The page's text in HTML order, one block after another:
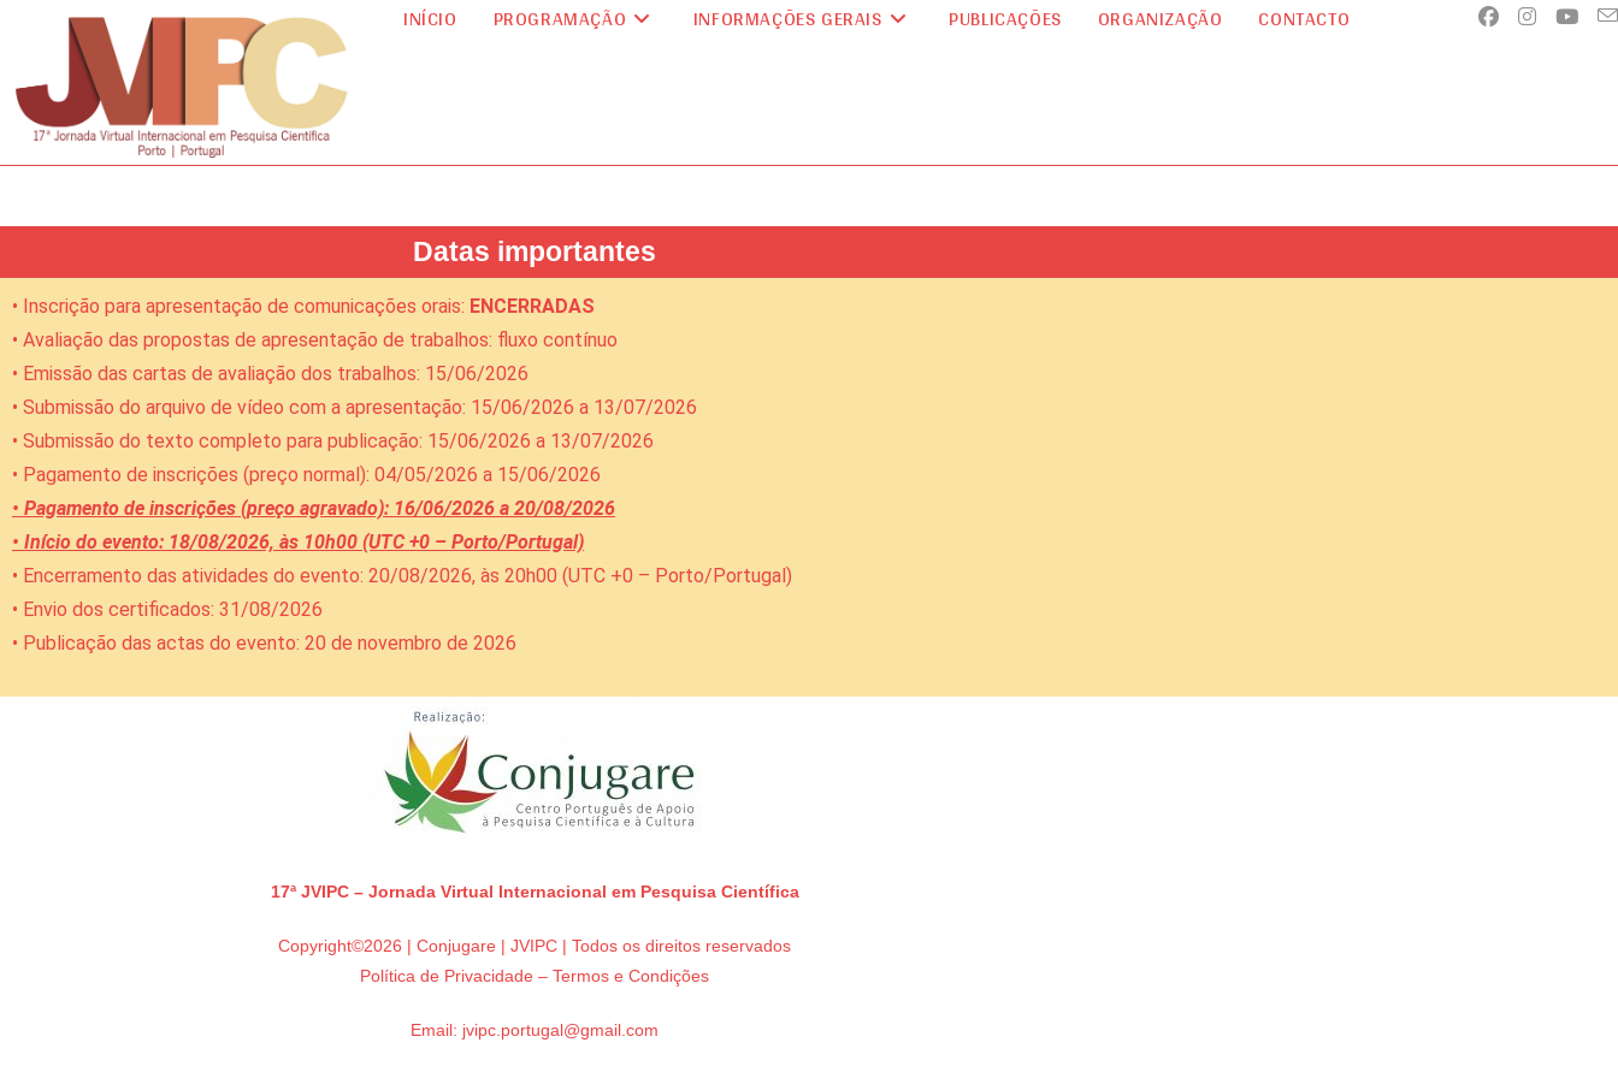
INÍCIO PROGRAMAÇÃO INFORMAÇÕES GERAIS PUBLICAÇÕES ORGANIZAÇÃO CONTACTO
Datas importantes
• Inscrição para apresentação de comunicações orais: ENCERRADAS
• Avaliação das propostas de apresentação de trabalhos: fluxo contínuo
• Emissão das cartas de avaliação dos trabalhos: 15/06/2026
• Submissão do arquivo de vídeo com a apresentação: 15/06/2026 a 13/07/2026
• Submissão do texto completo para publicação: 15/06/2026 a 13/07/2026
• Pagamento de inscrições (preço normal): 04/05/2026 a 15/06/2026
• Pagamento de inscrições (preço agravado): 16/06/2026 a 20/08/2026
• Início do evento: 18/08/2026, às 10h00 (UTC +0 – Porto/Portugal)
• Encerramento das atividades do evento: 20/08/2026, às 20h00 (UTC +0 – Porto/Portugal)
• Envio dos certificados: 31/08/2026
• Publicação das actas do evento: 20 de novembro de 2026
17ª JVIPC – Jornada Virtual Internacional em Pesquisa Científica
Copyright©2026 | Conjugare | JVIPC | Todos os direitos reservados
Política de Privacidade – Termos e Condições
Email: jvipc.portugal@gmail.com